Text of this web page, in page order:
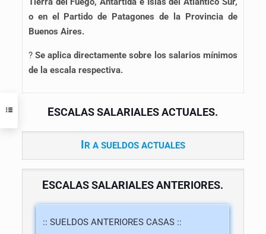
o en el Partido de Patagones de la Provincia de
Buenos Aires.
? Se aplica directamente sobre los salarios mínimos
de la escala respectiva.
ESCALAS SALARIALES ACTUALES.
R A SUELDOS ACTUALES
ESCALAS SALARIALES ANTERIORES.